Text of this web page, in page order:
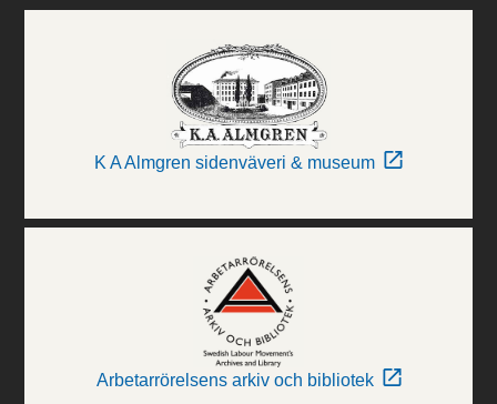
K A Almgren sidenväveri & museum
Arbetarrörelsens arkiv och bibliotek